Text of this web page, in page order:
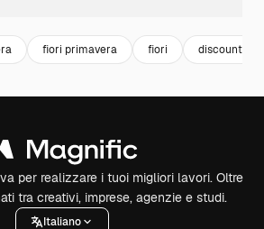
fiori primavera fiori discount
per realizzare i tuoi migliori lavori. Oltre
tra creativi, imprese, agenzie e studi.
Italiano